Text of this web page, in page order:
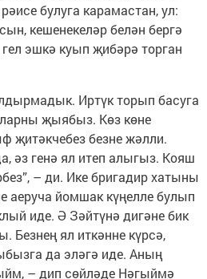
булуга карамастан, ул:
кешенекеләр белән бергә
эшкә куып җибәрә торган
Иртүк торып басуга
җыябыз. Көз көне
җитәкчебез безне жәлли.
әз генә ял итеп алыгыз. Кояш
– ди. Ике бригадир хатыны
аеруча йомшак күңелле булып
иде. Ә Зәйтүнә дигәне бик
Безнең ял иткәнне күрсә,
да эләгә иде. Аның
– дип сөйләде Нәгыймә